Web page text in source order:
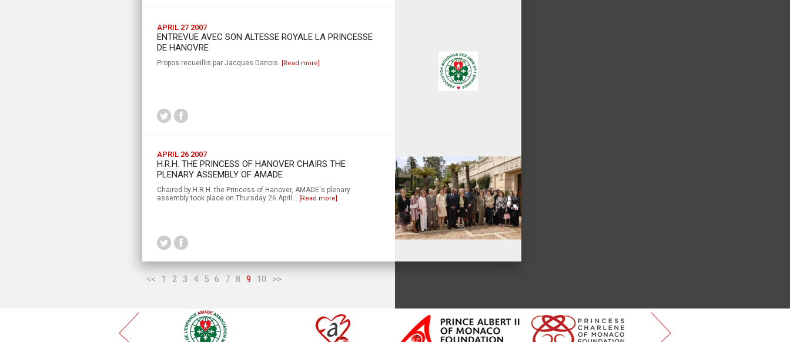
APRIL 27 2007
ENTREVUE AVEC SON ALTESSE ROYALE LA PRINCESSE
DE HANOVRE
Propos recueillis par Jacques Danois. [Read more]
APRIL 26 2007
H.R.H. THE PRINCESS OF HANOVER CHAIRS THE
PLENARY ASSEMBLY OF AMADE
Chaired by H.R.H. the Princess of Hanover, AMADE's plenary
assembly took place on Thursday 26 April... [Read more]
<< 1 2 3 4 5 6 7 8 9 10 >>